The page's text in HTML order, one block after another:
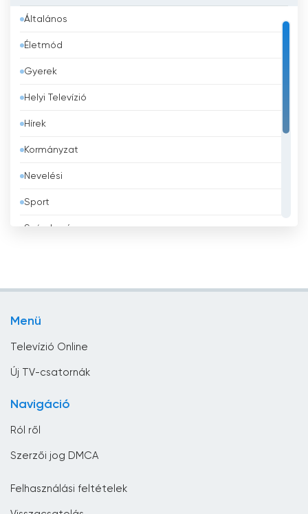
Bahrein
Banglades
Barbados
Belgium
Belize
Benin
Bhután
Bolívia
Dél-afrikai Köztársaság
Általános
Életmód
Gyerek
Helyi Televízió
Hírek
Kormányzat
Nevelési
Sport
Szórakozás
Menü
Televízió Online
Új TV-csatornák
Navigáció
Ról ről
Szerzői jog DMCA
Felhasználási feltételek